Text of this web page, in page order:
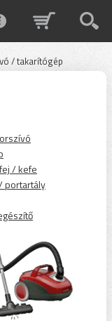
/ takarítógép
/ kefe
portartály